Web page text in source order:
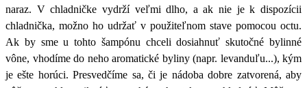
naraz. V chladničke vydrží veľmi dlho, a ak nie je k dispozícii
chladnička, možno ho udržať v použiteľnom stave pomocou octu.
Ak by sme u tohto šampónu chceli dosiahnuť skutočné bylinné
vône, vhodíme do neho aromatické byliny (napr. levanduľu...), kým
je ešte horúci. Presvedčíme sa, či je nádoba dobre zatvorená, aby